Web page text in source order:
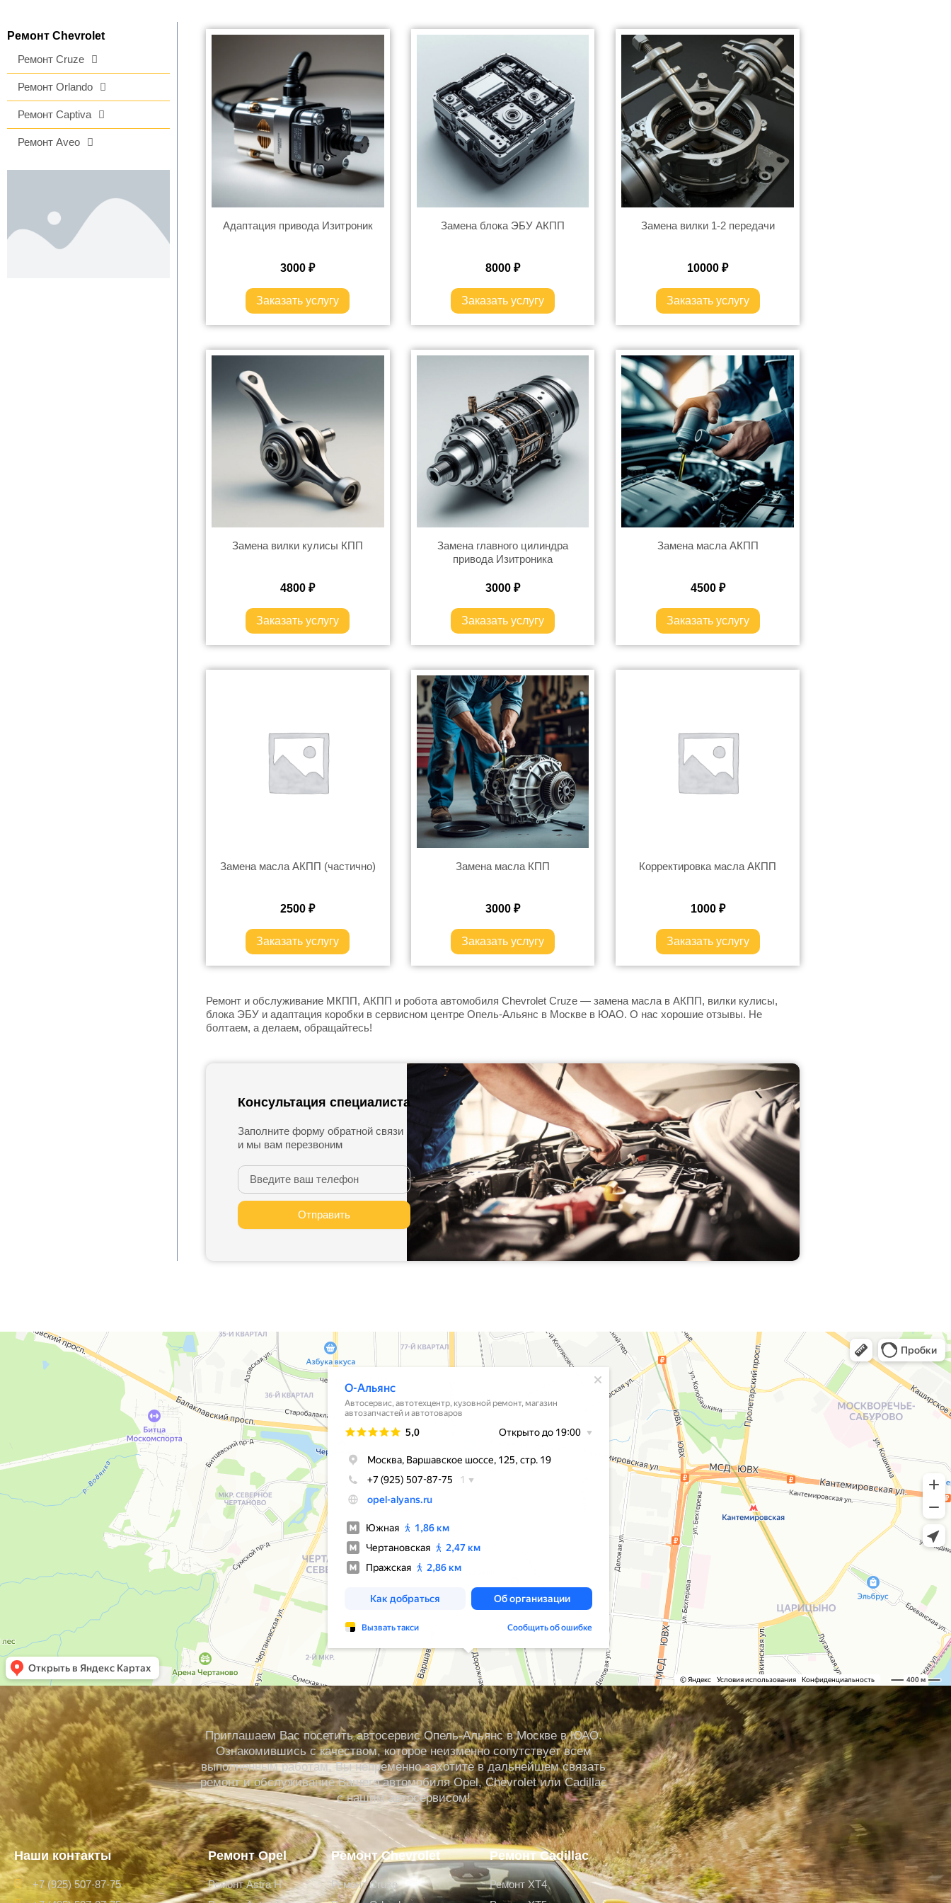
Ремонт Chevrolet
Ремонт Cruze
Ремонт Orlando
Ремонт Captiva
Ремонт Aveo
Адаптация привода Изитроник
3000₽
Заказать услугу
Замена блока ЭБУ АКПП
8000 ₽
Заказать услугу
Замена вилки 1-2 передачи
10000₽
Заказать услугу
Замена вилки кулисы КПП
4800₽
Заказать услугу
Замена главного цилиндра
привода Изитроника
3000 ₽
Заказать услугу
Замена масла АКПП
4500 ₽
Заказать услугу
Замена масла АКПП (частично)
2500₽
Заказать услугу
Замена масла КПП
3000 ₽
Заказать услугу
Корректировка масла АКПП
1000 ₽
Заказать услугу
Ремонт и обслуживание МКПП, АКПП и робота автомобиля Chevrolet Cruze — замена масла в АКПП, вилки кулисы,
блока ЭБУ и адаптация коробки в сервисном центре Опель-Альянс в Москве в ЮАО. О нас хорошие отзывы. Не
болтаем, а делаем, обращайтесь!
Консультация специалиста
Заполните форму обратной связи
и мы вам перезвоним
Телефон
Отправить
Опель-Альянс
Автосервис, автотехцентр в Москве
Кузовной ремонт в Москве
Приглашаем Вас посетить автосервис Опель-Альянс в Москве в ЮАО.
Ознакомившись с качеством, которое неизменно сопутствует всем
выполненным работам, Вы непременно захотите в дальнейшем связать
ремонт и обслуживание Вашего автомобиля Opel, Chevrolet или Cadillac
с нашим автосервисом!
Наши контакты
+7 (925) 507-87-75
Ремонт Opel
Ремонт Astra H
Ремонт Chevrolet
Ремонт Cruze
Ремонт Cadillac
Ремонт XT4